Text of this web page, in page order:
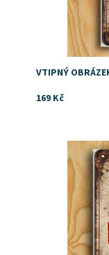
VTIPNÝ
169 Kč
dárek k 50.
Dostupnost: